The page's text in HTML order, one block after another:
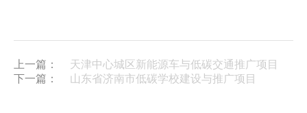
上一篇：
天津中心城区新能源车与低碳交通推广项目
下一篇：
山东省济南市低碳学校建设与推广项目